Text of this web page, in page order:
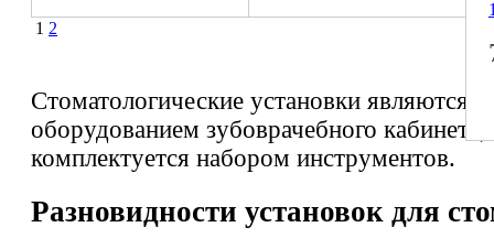
1 2
Стоматологические установки являются
оборудованием зубоврачебного кабинета,
комплектуется набором инструментов.
Разновидности установок для